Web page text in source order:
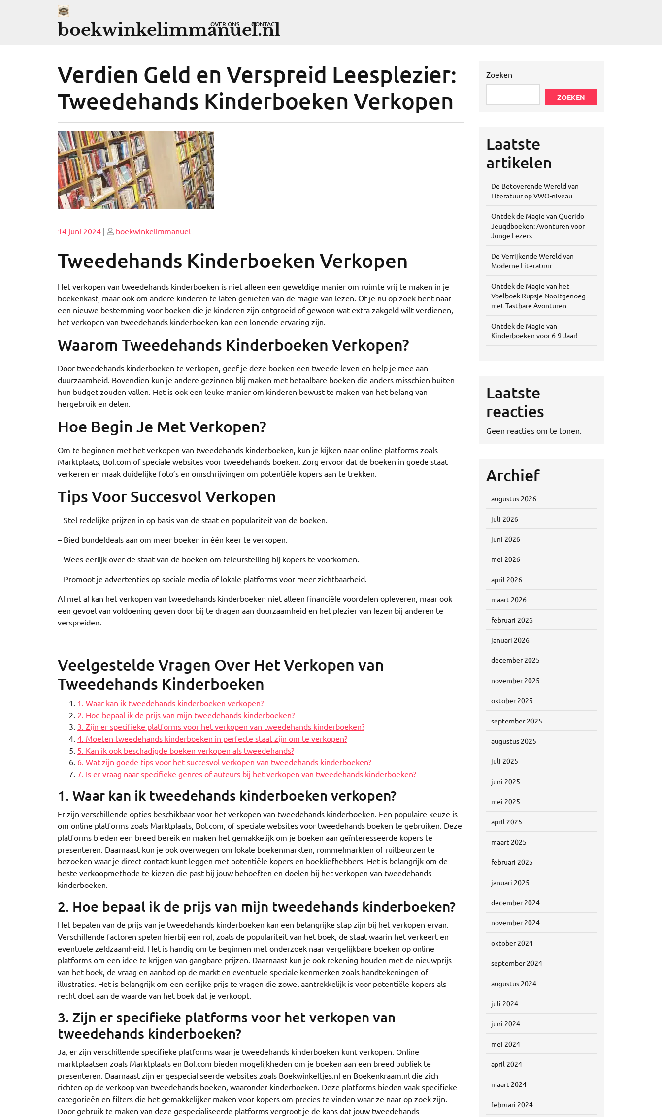
boekwinkelimmanuel.nl
OVER ONS CONTACT
Verdien Geld en Verspreid Leesplezier:
Tweedehands Kinderboeken Verkopen
Geplaatst
14 juni 2024 | Geplaatst
boekwinkelimmanuel
Tweedehands Kinderboeken Verkopen
Het verkopen van tweedehands kinderboeken is niet alleen een geweldige manier om ruimte vrij te maken in je
boekenkast, maar ook om andere kinderen te laten genieten van de magie van lezen. Of je nu op zoek bent naar
een nieuwe bestemming voor boeken die je kinderen zijn ontgroeid of gewoon wat extra zakgeld wilt verdienen,
het verkopen van tweedehands kinderboeken kan een lonende ervaring zijn.
Waarom Tweedehands Kinderboeken Verkopen?
Door tweedehands kinderboeken te verkopen, geef je deze boeken een tweede leven en help je mee aan
duurzaamheid. Bovendien kun je andere gezinnen blij maken met betaalbare boeken die anders misschien buiten
hun budget zouden vallen. Het is ook een leuke manier om kinderen bewust te maken van het belang van
hergebruik en delen.
Hoe Begin Je Met Verkopen?
Om te beginnen met het verkopen van tweedehands kinderboeken, kun je kijken naar online platforms zoals
Marktplaats, Bol.com of speciale websites voor tweedehands boeken. Zorg ervoor dat de boeken in goede staat
verkeren en maak duidelijke foto’s en omschrijvingen om potentiële kopers aan te trekken.
Tips Voor Succesvol Verkopen
– Stel redelijke prijzen in op basis van de staat en populariteit van de boeken.
– Bied bundeldeals aan om meer boeken in één keer te verkopen.
– Wees eerlijk over de staat van de boeken om teleurstelling bij kopers te voorkomen.
– Promoot je advertenties op sociale media of lokale platforms voor meer zichtbaarheid.
Al met al kan het verkopen van tweedehands kinderboeken niet alleen financiële voordelen opleveren, maar ook
een gevoel van voldoening geven door bij te dragen aan duurzaamheid en het plezier van lezen bij anderen te
verspreiden.
Veelgestelde Vragen Over Het Verkopen van
Tweedehands Kinderboeken
1. Waar kan ik tweedehands kinderboeken verkopen?
2. Hoe bepaal ik de prijs van mijn tweedehands kinderboeken?
3. Zijn er specifieke platforms voor het verkopen van tweedehands kinderboeken?
4. Moeten tweedehands kinderboeken in perfecte staat zijn om te verkopen?
5. Kan ik ook beschadigde boeken verkopen als tweedehands?
6. Wat zijn goede tips voor het succesvol verkopen van tweedehands kinderboeken?
7. Is er vraag naar specifieke genres of auteurs bij het verkopen van tweedehands kinderboeken?
1. Waar kan ik tweedehands kinderboeken verkopen?
Er zijn verschillende opties beschikbaar voor het verkopen van tweedehands kinderboeken. Een populaire keuze is
om online platforms zoals Marktplaats, Bol.com, of speciale websites voor tweedehands boeken te gebruiken. Deze
platforms bieden een breed bereik en maken het gemakkelijk om je boeken aan geïnteresseerde kopers te
presenteren. Daarnaast kun je ook overwegen om lokale boekenmarkten, rommelmarkten of ruilbeurzen te
bezoeken waar je direct contact kunt leggen met potentiële kopers en boekliefhebbers. Het is belangrijk om de
beste verkoopmethode te kiezen die past bij jouw behoeften en doelen bij het verkopen van tweedehands
kinderboeken.
2. Hoe bepaal ik de prijs van mijn tweedehands kinderboeken?
Het bepalen van de prijs van je tweedehands kinderboeken kan een belangrijke stap zijn bij het verkopen ervan.
Verschillende factoren spelen hierbij een rol, zoals de populariteit van het boek, de staat waarin het verkeert en
eventuele zeldzaamheid. Het is handig om te beginnen met onderzoek naar vergelijkbare boeken op online
platforms om een idee te krijgen van gangbare prijzen. Daarnaast kun je ook rekening houden met de nieuwprijs
van het boek, de vraag en aanbod op de markt en eventuele speciale kenmerken zoals handtekeningen of
illustraties. Het is belangrijk om een eerlijke prijs te vragen die zowel aantrekkelijk is voor potentiële kopers als
recht doet aan de waarde van het boek dat je verkoopt.
3. Zijn er specifieke platforms voor het verkopen van
tweedehands kinderboeken?
Ja, er zijn verschillende specifieke platforms waar je tweedehands kinderboeken kunt verkopen. Online
marktplaatsen zoals Marktplaats en Bol.com bieden mogelijkheden om je boeken aan een breed publiek te
presenteren. Daarnaast zijn er gespecialiseerde websites zoals Boekwinkeltjes.nl en Boekenkraam.nl die zich
richten op de verkoop van tweedehands boeken, waaronder kinderboeken. Deze platforms bieden vaak specifieke
categorieën en filters die het gemakkelijker maken voor kopers om precies te vinden waar ze naar op zoek zijn.
Door gebruik te maken van deze gespecialiseerde platforms vergroot je de kans dat jouw tweedehands
Zoeken
ZOEKEN
Laatste
artikelen
De Betoverende Wereld van
Literatuur op VWO-niveau
Ontdek de Magie van Querido
Jeugdboeken: Avonturen voor
Jonge Lezers
De Verrijkende Wereld van
Moderne Literatuur
Ontdek de Magie van het
Voelboek Rupsje Nooitgenoeg
met Tastbare Avonturen
Ontdek de Magie van
Kinderboeken voor 6-9 Jaar!
Laatste
reacties
Geen reacties om te tonen.
Archief
augustus 2026
juli 2026
juni 2026
mei 2026
april 2026
maart 2026
februari 2026
januari 2026
december 2025
november 2025
oktober 2025
september 2025
augustus 2025
juli 2025
juni 2025
mei 2025
april 2025
maart 2025
februari 2025
januari 2025
december 2024
november 2024
oktober 2024
september 2024
augustus 2024
juli 2024
juni 2024
mei 2024
april 2024
maart 2024
februari 2024